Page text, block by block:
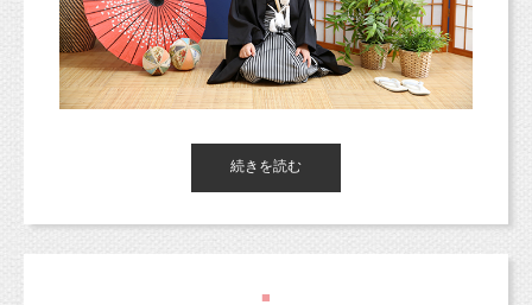
コメント、フォローお待ちしています！
■LINEショップカード■
https://page.line.me/studiomilk
お正月ファミリー撮影
チラシにクーポンを付け、来店時に持って来て
もらう。
そのクーポンを見れば、
どのチラシを見てお店に来てくれたのかがわか
というような仕組みです。
それがないと、
チラシを見て、その後 HP を見てお店に来たお客
お子さまのハーフバースデー、
ぜひお写真に残しておきましょう（＾＾）
2018年お正月ファミリーフォト
http://www.studiomilk.jp/news_dtl/entry/321
12月１５、16日ジョーカーそごう横浜店
ペット・ファミリーフォト
今日はあいにくの雨ですね、続きを読む
■